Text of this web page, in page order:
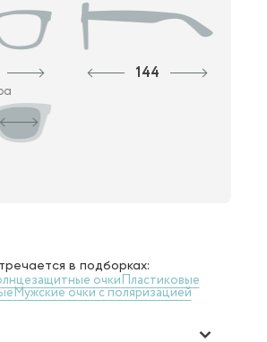
144
в подборках:
очкиПластиковые
Мужские очки с поляризацией